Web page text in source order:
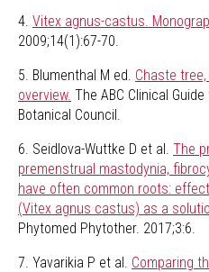
4. Vitex agnus-castus.
2009;14(1):67-70.
5. Blumenthal M ed. Chaste
overview. The ABC Clinical
Botanical Council.
6. Seidlova-Wuttke D et al. The
premenstrual mastodynia,
have often common roots:
(Vitex agnus castus) as a
Phytomed Phytother. 2017;3:6.
7. Yavarikia P et al. Comparing